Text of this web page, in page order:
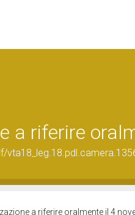
a riferire
a riferire oralmente il 4